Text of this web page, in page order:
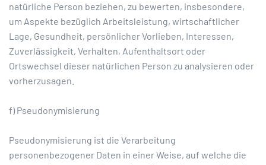
natürliche Person beziehen, zu bewerten, insbesondere,
um Aspekte bezüglich Arbeitsleistung, wirtschaftlicher
Lage, Gesundheit, persönlicher Vorlieben, Interessen,
Zuverlässigkeit, Verhalten, Aufenthaltsort oder
Ortswechsel dieser natürlichen Person zu analysieren oder
vorherzusagen.
f) Pseudonymisierung
Pseudonymisierung ist die Verarbeitung
personenbezogener Daten in einer Weise, auf welche die